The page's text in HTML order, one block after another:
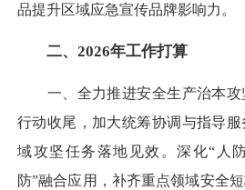
品提升区域应急宣传品牌影响力。
二、2026年工作打算
一、全力推进安全生产治本攻
行动收尾，加大统筹协调与指导
域攻坚任务落地见效。深化“人
防”融合应用，补齐重点领域安全